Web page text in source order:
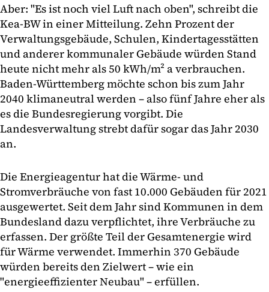
Aber: "Es ist noch viel Luft nach oben", schreibt die
Kea-BW in einer Mitteilung. Zehn Prozent der
Verwaltungsgebäude, Schulen, Kindertagesstätten
und anderer kommunaler Gebäude würden Stand
heute nicht mehr als 50 kWh/m² a verbrauchen.
Baden-Württemberg möchte schon bis zum Jahr
2040 klimaneutral werden – also fünf Jahre eher als
es die Bundesregierung vorgibt. Die
Landesverwaltung strebt dafür sogar das Jahr 2030
an.
Die Energieagentur hat die Wärme- und
Stromverbräuche von fast 10.000 Gebäuden für 2021
ausgewertet. Seit dem Jahr sind Kommunen in dem
Bundesland dazu verpflichtet, ihre Verbräuche zu
erfassen. Der größte Teil der Gesamtenergie wird
für Wärme verwendet. Immerhin 370 Gebäude
würden bereits den Zielwert – wie ein
"energieeffizienter Neubau" – erfüllen.